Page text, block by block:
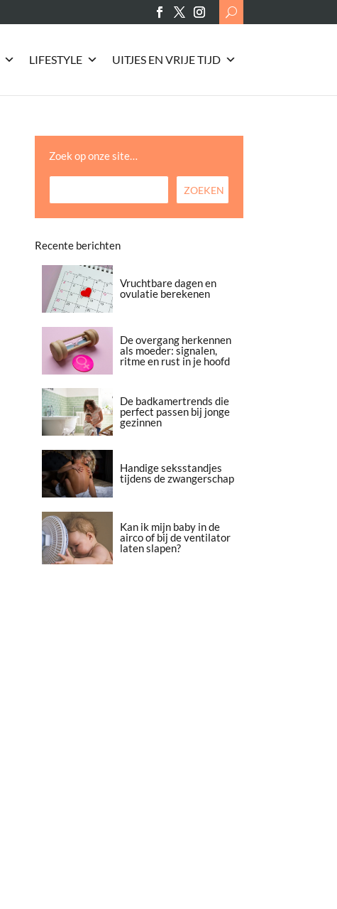
Search
for:
LIFESTYLE UITJES EN VRIJE TIJD
Zoek op onze site…
Recente berichten
Vruchtbare dagen en
ovulatie berekenen
De overgang herkennen
als moeder: signalen,
ritme en rust in je hoofd
De badkamertrends die
perfect passen bij jonge
gezinnen
Handige seksstandjes
tijdens de zwangerschap
Kan ik mijn baby in de
airco of bij de ventilator
laten slapen?